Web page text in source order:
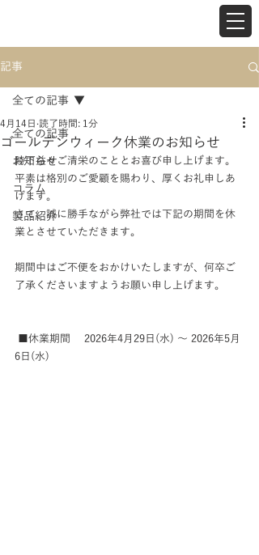
記事
全ての記事
お知らせ
コラム
製品紹介
全ての記事
ゴールデンウィーク休業のお知らせ
4月14日 読了時間: 1分
時下益々ご清栄のこととお喜び申し上げます。
平素は格別のご愛顧を賜わり、厚くお礼申しあ
げます。
さて、誠に勝手ながら弊社では下記の期間を休
業とさせていただきます。
期間中はご不便をおかけいたしますが、何卒ご
了承くださいますようお願い申し上げます。
■休業期間 　2026年4月29日(水) ～ 2026年5月
6日(水)